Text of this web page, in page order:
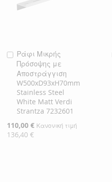
Ράφι Μικρής
Πρόσοψης με
Αποστράγγιση
W500xD93xH70mm
Stainless Steel
White Matt Verdi
Strantza 7232601
Ειδική
Τιμή
110,00 € Κανονική τιμή
136,40 €
Προσθήκη
στο
Καλάθι